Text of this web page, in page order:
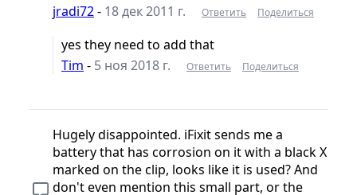
jradi72- 18 дек 2011 г. Ответить Поделиться
yes they need to add that
Tim - 5 ноя 2018 г. Ответить Поделиться
Hugely disappointed. iFixit sends me a
battery that has corrosion on it with a black X
marked on the clip, looks like it is used? And
don't even mention this small part, or the